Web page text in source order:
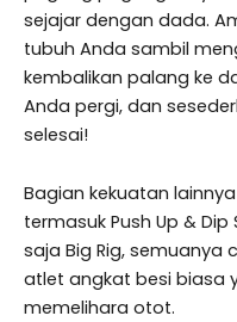
sejajar dengan dada.
tubuh Anda sambil
kembalikan palang ke
Anda pergi, dan
selesai!
Bagian kekuatan
termasuk Push Up &
saja Big Rig, semuanya
atlet angkat besi biasa
memelihara otot.